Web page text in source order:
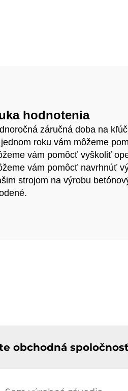
hodnotenia
záručná doba na
roku vám môžeme
vám pomôcť vyškoliť
vám pomôcť navrhnúť
strojom na výrobu
obchodná